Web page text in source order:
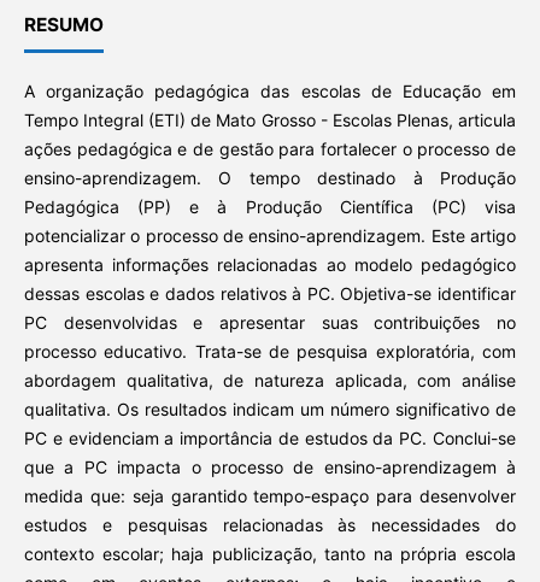
RESUMO
A organização pedagógica das escolas de Educação em
Tempo Integral (ETI) de Mato Grosso - Escolas Plenas, articula
ações pedagógica e de gestão para fortalecer o processo de
ensino-aprendizagem. O tempo destinado à Produção
Pedagógica (PP) e à Produção Científica (PC) visa
potencializar o processo de ensino-aprendizagem. Este artigo
apresenta informações relacionadas ao modelo pedagógico
dessas escolas e dados relativos à PC. Objetiva-se identificar
PC desenvolvidas e apresentar suas contribuições no
processo educativo. Trata-se de pesquisa exploratória, com
abordagem qualitativa, de natureza aplicada, com análise
qualitativa. Os resultados indicam um número significativo de
PC e evidenciam a importância de estudos da PC. Conclui-se
que a PC impacta o processo de ensino-aprendizagem à
medida que: seja garantido tempo-espaço para desenvolver
estudos e pesquisas relacionadas às necessidades do
contexto escolar; haja publicização, tanto na própria escola